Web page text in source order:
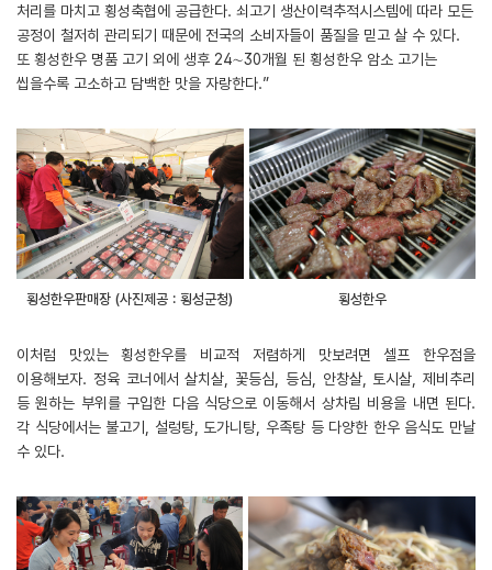
처리를 마치고 횡성축협에 공급한다. 쇠고기 생산이력추적시스템에 따라 모든
공정이 철저히 관리되기 때문에 전국의 소비자들이 품질을 믿고 살 수 있다.
또 횡성한우 명품 고기 외에 생후 24∼30개월 된 횡성한우 암소 고기는
씹을수록 고소하고 담백한 맛을 자랑한다.”
횡성한우판매장 (사진제공 : 횡성군청) 횡성한우
이처럼 맛있는 횡성한우를 비교적 저렴하게 맛보려면 셀프 한우점을
이용해보자. 정육 코너에서 살치살, 꽃등심, 등심, 안창살, 토시살, 제비추리
등 원하는 부위를 구입한 다음 식당으로 이동해서 상차림 비용을 내면 된다.
각 식당에서는 불고기, 설렁탕, 도가니탕, 우족탕 등 다양한 한우 음식도 만날
수 있다.